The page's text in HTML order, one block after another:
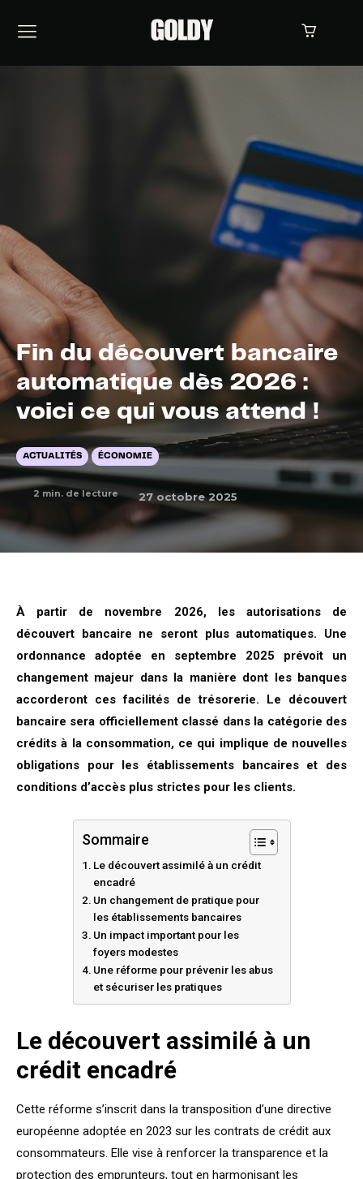
Fin du découvert bancaire
automatique dès 2026 :
voici ce qui vous attend !
ACTUALITÉS ÉCONOMIE
2 min. de lecture 27 octobre 2025
À partir de novembre 2026, les autorisations de
découvert bancaire ne seront plus automatiques. Une
ordonnance adoptée en septembre 2025 prévoit un
changement majeur dans la manière dont les banques
accorderont ces facilités de trésorerie. Le découvert
bancaire sera officiellement classé dans la catégorie des
crédits à la consommation, ce qui implique de nouvelles
obligations pour les établissements bancaires et des
conditions d’accès plus strictes pour les clients.
Sommaire
Le découvert assimilé à un crédit
encadré
Un changement de pratique pour
les établissements bancaires
Un impact important pour les
foyers modestes
Une réforme pour prévenir les abus
et sécuriser les pratiques
Le découvert assimilé à un
crédit encadré
Cette réforme s’inscrit dans la transposition d’une directive
européenne adoptée en 2023 sur les contrats de crédit aux
consommateurs. Elle vise à renforcer la transparence et la
protection des emprunteurs, tout en harmonisant les